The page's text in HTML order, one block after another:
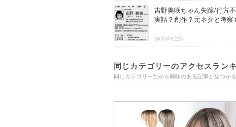
吉野美咲ちゃん失踪/行方
実話？創作？元ネタと考察
yujitake226
同じカテゴリーのアクセスラン
同じカテゴリーだから興味のある記事が見つかる